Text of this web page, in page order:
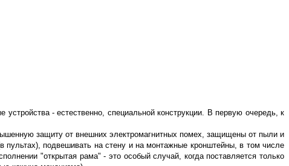
- естественно, специальной конструкции. В первую очередь, к
защиту от внешних электромагнитных помех, защищены от пыли и
пультах), подвешивать на стену и на монтажные кронштейны, в том числе
"открытая рама" - это особый случай, когда поставляется только